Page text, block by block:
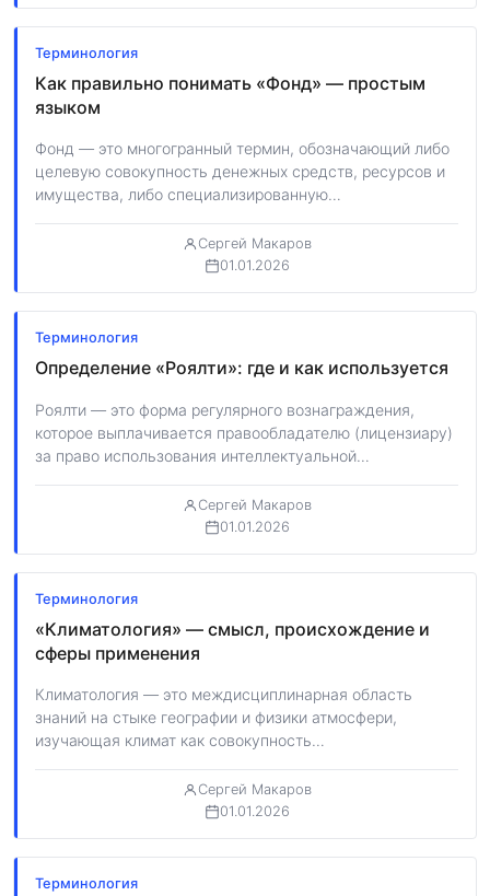
Терминология
Как правильно понимать «Фонд» — простым
языком
Фонд — это многогранный термин, обозначающий либо
целевую совокупность денежных средств, ресурсов и
имущества, либо специализированную
Сергей Макаров
01.01.2026
Терминология
Определение «Роялти»: где и как используется
Роялти — это форма регулярного вознаграждения,
которое выплачивается правообладателю (лицензиару)
за право использования интеллектуальной
Сергей Макаров
01.01.2026
Терминология
«Климатология» — смысл, происхождение и
сферы применения
Климатология — это междисциплинарная область
знаний на стыке географии и физики атмосфери,
изучающая климат как совокупность
Сергей Макаров
01.01.2026
Терминология